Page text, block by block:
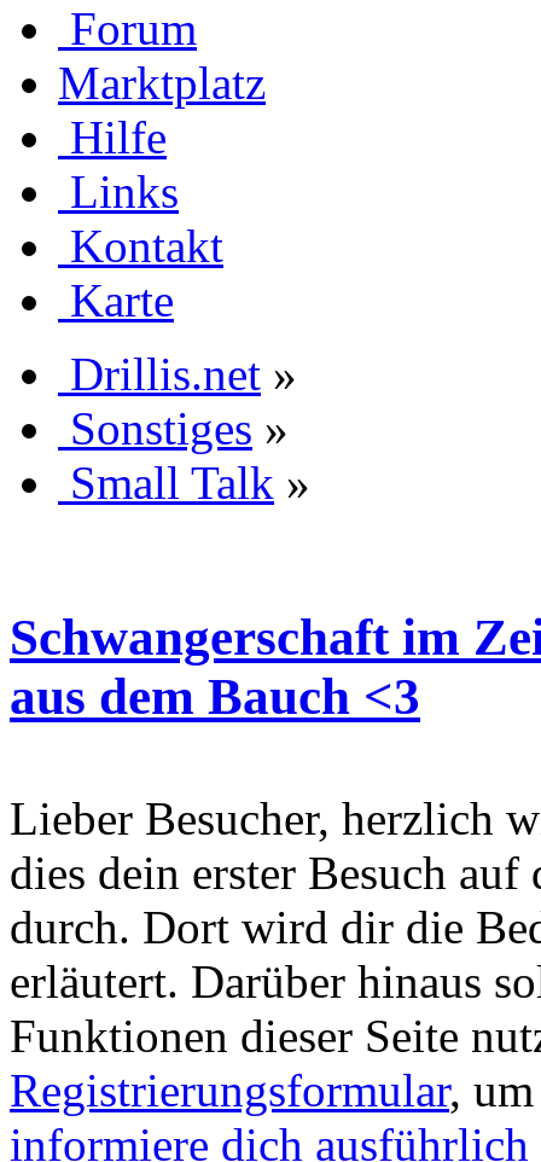
Forum
Marktplatz
Hilfe
Links
Kontakt
Karte
Drillis.net »
Sonstiges »
Small Talk »
Schwangerschaft im
aus dem Bauch <3
Lieber Besucher, herzlich
dies dein erster Besuch
durch. Dort wird dir die
erläutert. Darüber hinaus
Funktionen dieser Seite
Registrierungsformular,
informiere dich ausführlich